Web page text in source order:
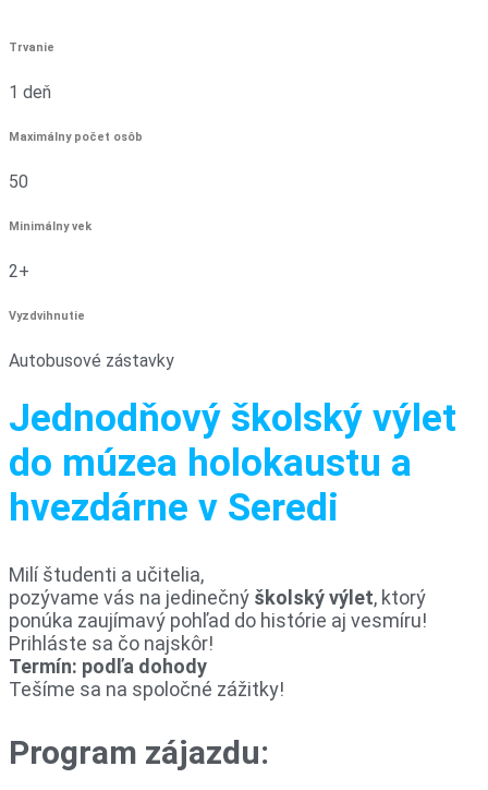
Trvanie
1 deň
Maximálny počet osôb
50
Minimálny vek
2+
Vyzdvihnutie
Autobusové zástavky
Jednodňový školský výlet
do múzea holokaustu a
hvezdárne v Seredi
Milí študenti a učitelia,
pozývame vás na jedinečný školský výlet, ktorý
ponúka zaujímavý pohľad do histórie aj vesmíru!
Prihláste sa čo najskôr!
Termín: podľa dohody
Tešíme sa na spoločné zážitky!
Program zájazdu: